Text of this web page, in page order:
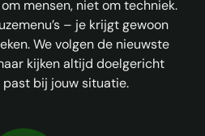
mensen, niet om techniek.
– je krijgt gewoon
We volgen de nieuwste
kijken altijd doelgericht
bij jouw situatie.